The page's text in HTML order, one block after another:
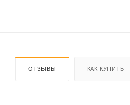
ОТЗЫВЫ КАК КУПИТЬ